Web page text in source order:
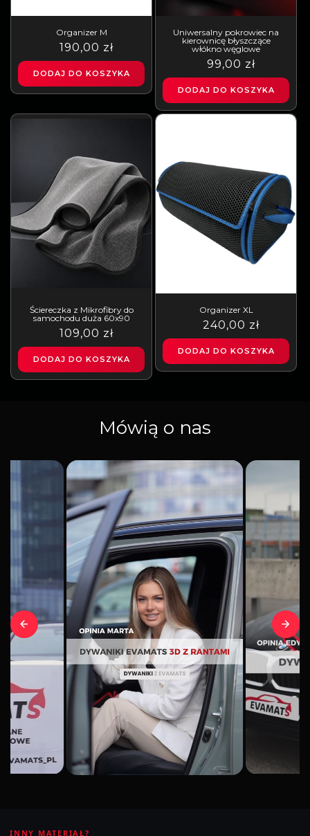
Organizer M
Cena
regularna
Cena
sprzedaży
190,00 zł
DODAJ DO KOSZYKA
Uniwersalny pokrowiec na
kierownicę błyszczące
włókno węglowe
Cena
regularna
Cena
sprzedaży
99,00 zł
DODAJ DO KOSZYKA
Ściereczka z Mikrofibry do
samochodu duża 60x90
Cena
regularna
Cena
sprzedaży
109,00 zł
DODAJ DO KOSZYKA
Organizer XL
Cena
regularna
Cena
sprzedaży
240,00 zł
DODAJ DO KOSZYKA
Mówią o nas
INNY MATERIAŁ?